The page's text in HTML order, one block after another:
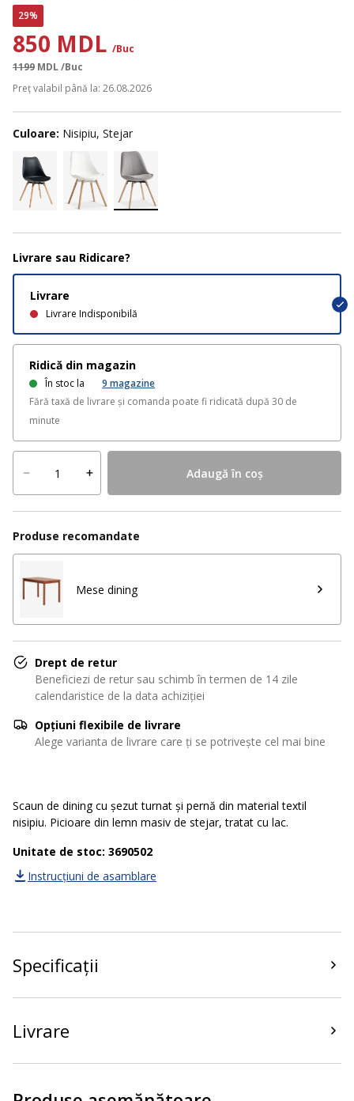
29%
850 MDL /Buc
1199 MDL/Buc
Preț valabil până la: 26.08.2026
Culoare: Nisipiu, Stejar
Livrare sau Ridicare?
Livrare
Livrare Indisponibilă
Ridică din magazin
În stoc la 9 magazine
Fără taxă de livrare și comanda poate fi ridicată după 30 de
minute
Adaugă în coș
Produse recomandate
Mese dining
Drept de retur
Beneficiezi de retur sau schimb în termen de 14 zile
calendaristice de la data achiziției
Opțiuni flexibile de livrare
Alege varianta de livrare care ți se potrivește cel mai bine
Scaun de dining cu șezut turnat și pernă din material textil
nisipiu. Picioare din lemn masiv de stejar, tratat cu lac.
Unitate de stoc: 3690502
Instrucțiuni de asamblare
Specificații
Livrare